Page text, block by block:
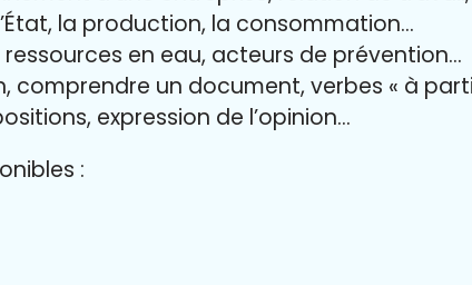
la production, la consommation…
en eau, acteurs de prévention…
comprendre un document, verbes « à
expression de l’opinion…
: